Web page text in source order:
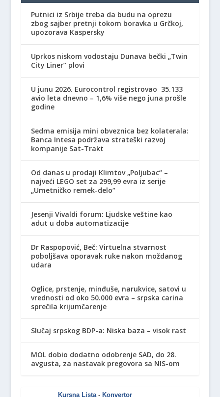
Putnici iz Srbije treba da budu na oprezu
zbog sajber pretnji tokom boravka u Grčkoj,
upozorava Kaspersky
Uprkos niskom vodostaju Dunava bečki „Twin
City Liner” plovi
U junu 2026. Eurocontrol registrovao 35.133
avio leta dnevno – 1,6% više nego juna prošle
godine
Sedma emisija mini obveznica bez kolaterala:
Banca Intesa podržava strateški razvoj
kompanije Sat-Trakt
Od danas u prodaji Klimtov „Poljubac“ –
najveći LEGO set za 299,99 evra iz serije
„Umetničko remek-delo“
Jesenji Vivaldi forum: Ljudske veštine kao
adut u doba automatizacije
Dr Raspopović, Beč: Virtuelna stvarnost
poboljšava oporavak ruke nakon moždanog
udara
Oglice, prstenje, minđuše, narukvice, satovi u
vrednosti od oko 50.000 evra – srpska carina
sprečila krijumčarenje
Slučaj srpskog BDP-a: Niska baza – visok rast
MOL dobio dodatno odobrenje SAD, do 28.
avgusta, za nastavak pregovora sa NIS-om